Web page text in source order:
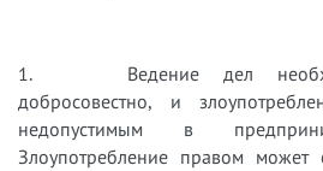
1. Ведение дел
добросовестно, и
недопустимым в
Злоупотребление правом может